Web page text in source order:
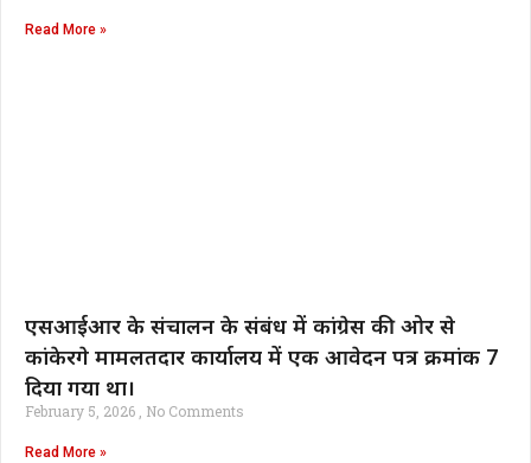
Read More »
एसआईआर के संचालन के संबंध में कांग्रेस की ओर से
कांकेरगे मामलतदार कार्यालय में एक आवेदन पत्र क्रमांक 7
दिया गया था।
February 5, 2026 No Comments
Read More »